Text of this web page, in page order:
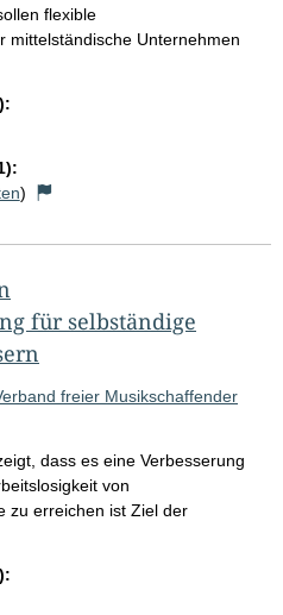
flexible
mittelständische Unternehmen
)
für selbständige
freier Musikschaffender
dass es eine Verbesserung
von
zu erreichen ist Ziel der